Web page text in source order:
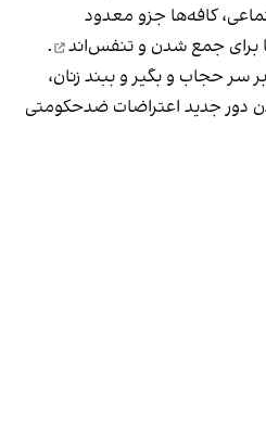
کافه‌ها جزو معدود
برای جمع شدن و تنفس‌اند
.
سر حجاب و بگیر و ببند زنان،
دور جدید اعتراضات ضدحکومتی